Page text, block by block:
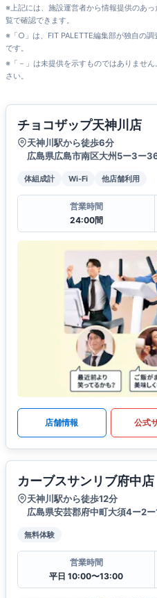
※上記には、施設運営者から情報提供のあ
覧で確認できます。
※「○」は、FIT PALETTE編集部が独自の
です。
※「－」は未提供を示すものではありませ
さい。
チョコザップ天神川店
天神川駅から徒歩6分
広島県広島市南区大州5ー3ー
体組成計 Wi-Fi 他店舗利用
営業時間
24:00間
店舗情報 公式
カーブスサンリブ府中店
天神川駅から徒歩12分
広島県安芸郡府中町大須4ー2
無料体験
営業時間
平日 10:00〜13:00